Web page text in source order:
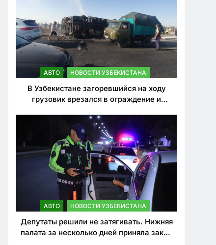
АВТО НОВОСТИ УЗБЕКИСТАНА
В Узбекистане загоревшийся на ходу
грузовик врезался в ограждение и
АВТО НОВОСТИ УЗБЕКИСТАНА
Депутаты решили не затягивать. Нижняя
палата за несколько дней приняла закон